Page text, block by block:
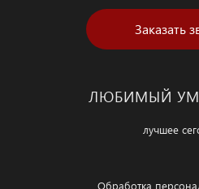
Заказать
ЛЮБИМЫЙ
лучшее
Обработка